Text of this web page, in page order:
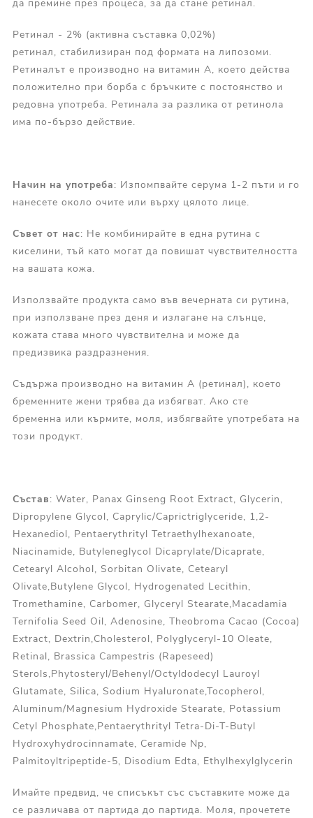
да премине през процеса, за да стане ретинал.
Ретинал - 2% (активна съставка 0,02%)
ретинал, стабилизиран под формата на липозоми.
Ретиналът е производно на витамин А, което действа
положително при борба с бръчките с постоянство и
редовна употреба. Ретинала за разлика от ретинола
има по-бързо действие.
Начин на употреба: Изпомпвайте серума 1-2 пъти и го
нанесете около очите или върху цялото лице.
Съвет от нас: Не комбинирайте в една рутина с
киселини, тъй като могат да повишат чувствителността
на вашата кожа.
Използвайте продукта само във вечерната си рутина,
при използване през деня и излагане на слънце,
кожата става много чувствителна и може да
предизвика раздразнения.
Съдържа производно на витамин А (ретинал), което
бременните жени трябва да избягват. Ако сте
бременна или кърмите, моля, избягвайте употребата на
този продукт.
Състав: Water, Panax Ginseng Root Extract, Glycerin,
Dipropylene Glycol, Caprylic/Caprictriglyceride, 1,2-
Hexanediol, Pentaerythrityl Tetraethylhexanoate,
Niacinamide, Butyleneglycol Dicaprylate/Dicaprate,
Cetearyl Alcohol, Sorbitan Olivate, Cetearyl
Olivate,Butylene Glycol, Hydrogenated Lecithin,
Tromethamine, Carbomer, Glyceryl Stearate,Macadamia
Ternifolia Seed Oil, Adenosine, Theobroma Cacao (Cocoa)
Extract, Dextrin,Cholesterol, Polyglyceryl-10 Oleate,
Retinal, Brassica Campestris (Rapeseed)
Sterols,Phytosteryl/Behenyl/Octyldodecyl Lauroyl
Glutamate, Silica, Sodium Hyaluronate,Tocopherol,
Aluminum/Magnesium Hydroxide Stearate, Potassium
Cetyl Phosphate,Pentaerythrityl Tetra-Di-T-Butyl
Hydroxyhydrocinnamate, Ceramide Np,
Palmitoyltripeptide-5, Disodium Edta, Ethylhexylglycerin
Имайте предвид, че списъкът със съставките може да
се различава от партида до партида. Моля, прочетете